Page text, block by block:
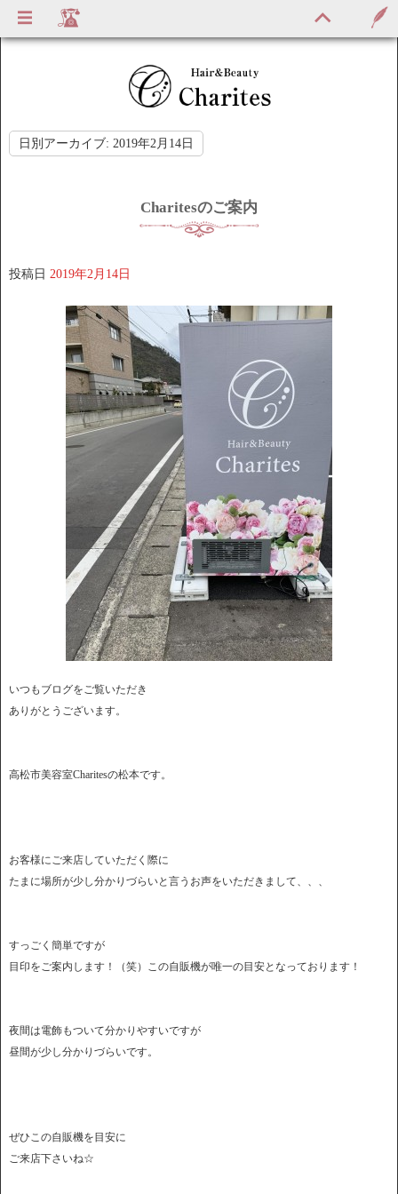
日別アーカイブ: 2019年2月14日
Charitesのご案内
投稿日 2019年2月14日
いつもブログをご覧いただき
ありがとうございます。
高松市美容室Charitesの松本です。
お客様にご来店していただく際に
たまに場所が少し分かりづらいと言うお声をいただきまして、、、
すっごく簡単ですが
目印をご案内します！（笑）この自販機が唯一の目安となっております！
夜間は電飾もついて分かりやすいですが
昼間が少し分かりづらいです。
ぜひこの自販機を目安に
ご来店下さいね☆